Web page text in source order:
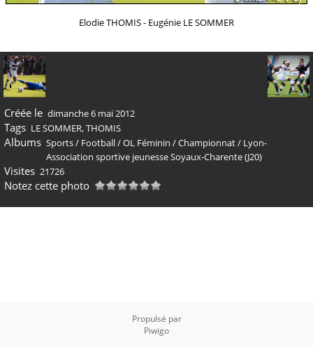
Elodie THOMIS - Eugénie LE SOMMER
Créée le dimanche 6 mai 2012
Tags LE SOMMER,THOMIS
Albums Sports/ Football/OL Féminin /Championnat/ Lyon-
Association sportive jeunesse Soyaux-Charente (J20)
Visites 21726
Notez cette photo
Propulsé par
Piwigo